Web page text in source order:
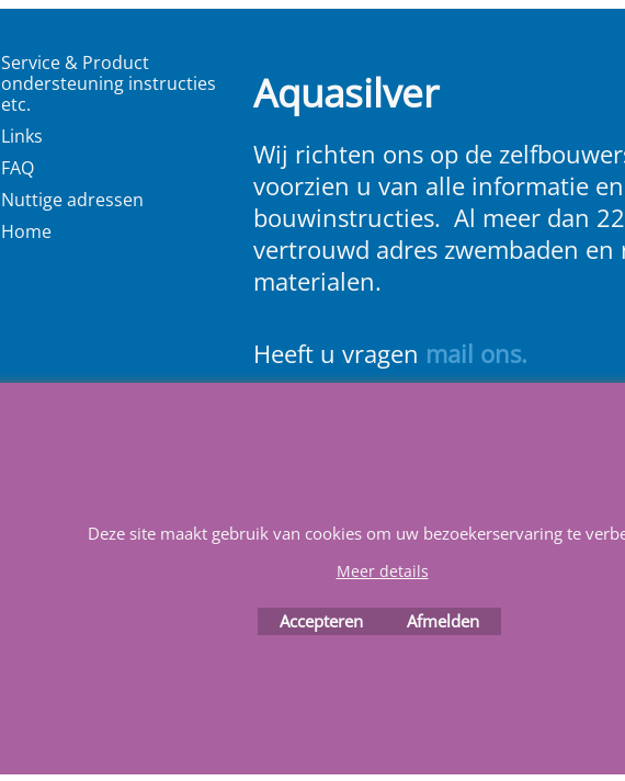
Service & Product
ondersteuning instructies
etc.
Links
FAQ
Nuttige adressen
Home
Aquasilver
Wij richten ons op de
voorzien u van alle informatie en
bouwinstructies. Al meer dan
vertrouwd adres zwembaden en
materialen.
Heeft u vragen mail ons.
ShopFactory webwinkel
Deze site maakt gebruik van cookies om uw bezoekerservaring te
Meer details
Accepteren Afmelden